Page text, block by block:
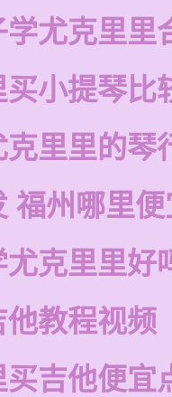
学尤克里里
小提琴比
里里的琴
福州哪里
克里里好
教程视频
吉他便宜